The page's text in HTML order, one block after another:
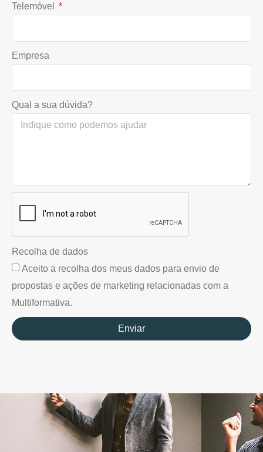
Telemóvel
Empresa
Qual a sua dúvida?
Recolha de dados
Aceito a recolha dos meus dados para envio de
propostas e ações de marketing relacionadas com a
Multiformativa.
Enviar